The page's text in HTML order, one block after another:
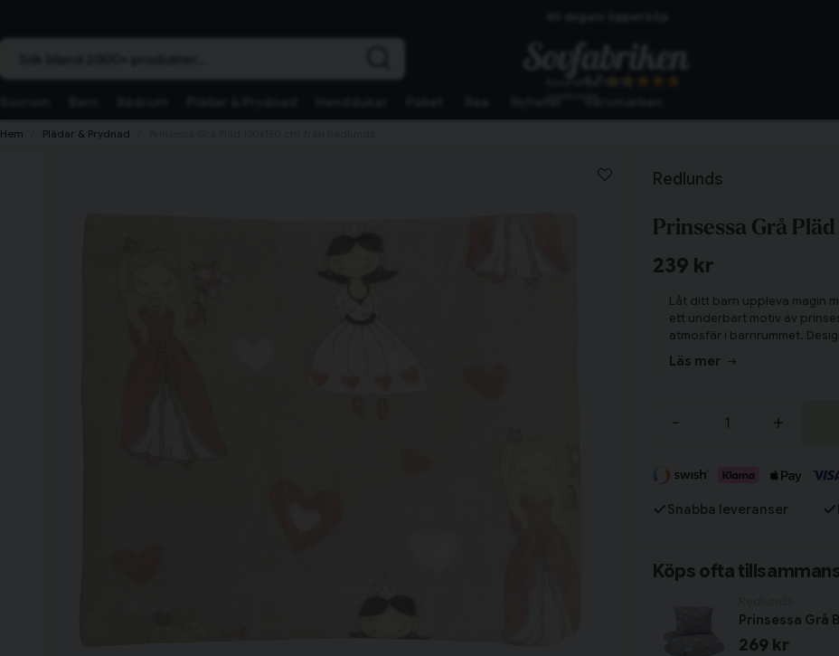
Skickas från lagret i Vinslöv
Hem Plädar & Prydnad
Redlunds
Prinsessa Grå
239 kr
Låt ditt barn uppleva magin
ett underbart motiv av
atmosfär i barnrummet.
funktion.
Läs mer
- +
Snabba leveranser
Köps ofta
Prinsessa Grå
269 kr
Fortsätt handla